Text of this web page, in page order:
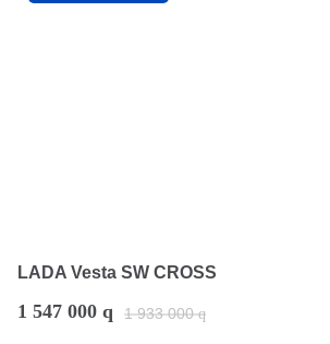
LADA Vesta SW CROSS
1 547 000 q 1 933 000 q